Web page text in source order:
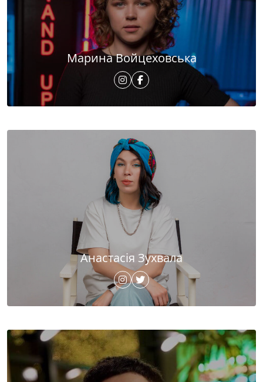
Марина Войцеховська
Анастасія Зухвала